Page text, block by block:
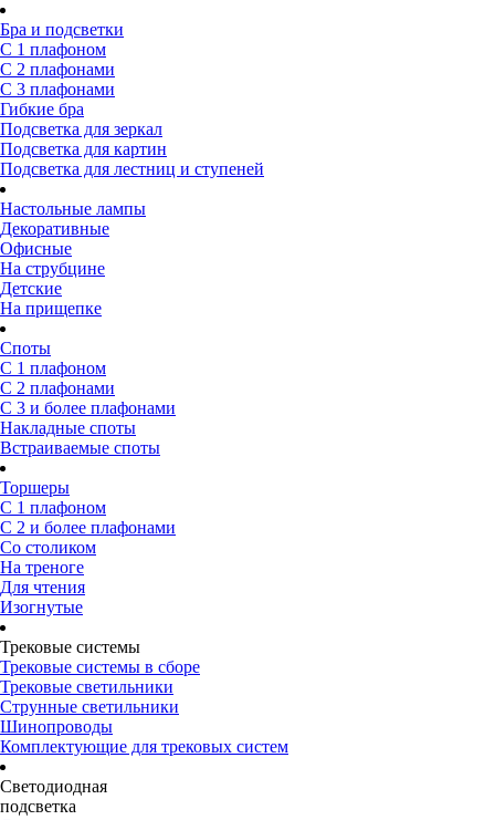
Бра и подсветки
С 1 плафоном
С 2 плафонами
С 3 плафонами
Гибкие бра
Подсветка для зеркал
Подсветка для картин
Подсветка для лестниц и ступеней
Настольные лампы
Декоративные
Офисные
На струбцине
Детские
На прищепке
Споты
С 1 плафоном
С 2 плафонами
С 3 и более плафонами
Накладные споты
Встраиваемые споты
Торшеры
С 1 плафоном
С 2 и более плафонами
Со столиком
На треноге
Для чтения
Изогнутые
Трековые системы
Трековые системы в сборе
Трековые светильники
Струнные светильники
Шинопроводы
Комплектующие для трековых систем
Светодиодная
подсветка